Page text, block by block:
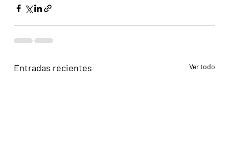
Entradas recientes Ver todo